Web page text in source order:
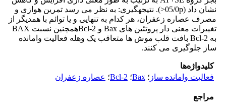
نشان داد (05/0p<). نتیجه‎گیری: به نظر می رسد تمرین هوازی و
مصرف عصاره زعفران، هر کدام به تنهایی و یا توائم با همدیگر از
تغییرات معنی دار پروتئین های Bax و Bcl-2همچنین نسبت BAX
به Bcl-2 بافت قلب موش ها متعاقب یک وهله فعالیت وامانده
ساز جلوگیری می کنند.
کلیدواژه‌ها
فعالیت وامانده ساز ؛ Bax؛ Bcl-2؛ عصاره زعفران
مراجع